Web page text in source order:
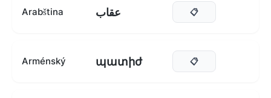
Arabština عقاب 📋
Arménský պատիժ 📋